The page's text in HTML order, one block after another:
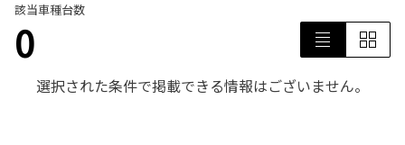
該当車種台数
0
選択された条件で掲載できる情報はございません。